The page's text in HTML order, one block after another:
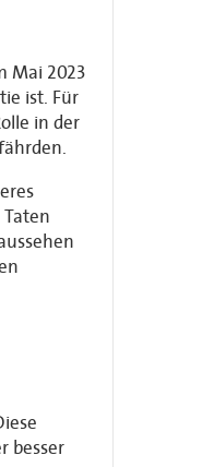
Mai 2023
ist. Für
in der
besser